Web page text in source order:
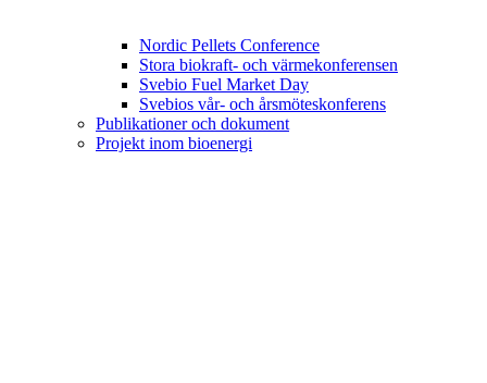
Nordic Pellets Conference
Stora biokraft- och värmekonferensen
Svebio Fuel Market Day
Svebios vår- och årsmöteskonferens
Publikationer och dokument
Projekt inom bioenergi